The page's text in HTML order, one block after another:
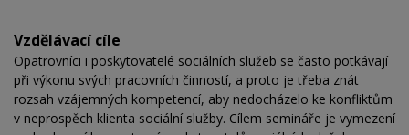
Vzdělávací cíle
Opatrovníci i poskytovatelé sociálních služeb se často potkávají
při výkonu svých pracovních činností, a proto je třeba znát
rozsah vzájemných kompetencí, aby nedocházelo ke konfliktům
v neprospěch klienta sociální služby. Cílem semináře je vymezení